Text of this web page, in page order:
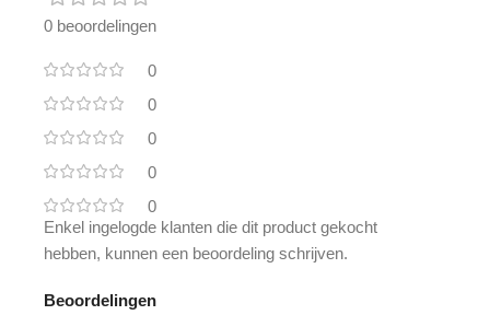
0 beoordelingen
0
0
0
0
0
Beoordelingen
Enkel ingelogde klanten die dit product gekocht
hebben, kunnen een beoordeling schrijven.